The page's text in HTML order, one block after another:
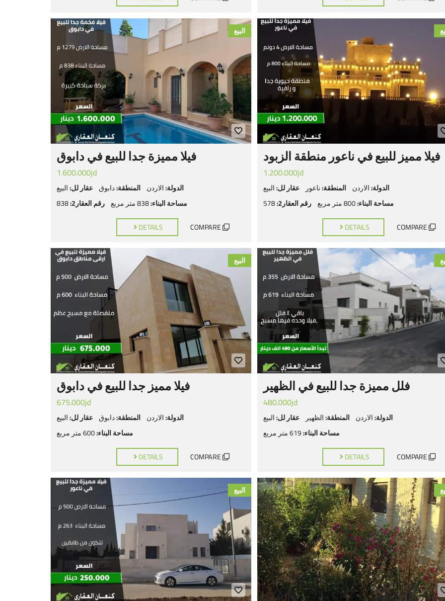
فيلا مميز للبيع في ناعور منطقة الزبود
1.200.000jd
الدولة:الاردن المنطقة:ناعور عقار لل:البيع
مساحة البناء:800 متر مربع رقم العقار2: 578
COMPARE
DETAILS
البيع
فيلا مميزة جدا للبيع في دابوق
1.600.000jd
الدولة:الاردن المنطقة:دابوق عقار لل:البيع
مساحة البناء:838 متر مربع رقم العقار2: 838
DETAILS
فلل مميزة جدا للبيع في الظهير
480.000jd
الدولة:الاردن المنطقة:الظهير عقار لل:البيع
مساحة البناء:619 متر مربع
COMPARE
DETAILS
البيع
فيلا مميز جدا للبيع في دابوق
675.000jd
الدولة:الاردن المنطقة:دابوق عقار لل:البيع
مساحة البناء:600 متر مربع
DETAILS
البيع